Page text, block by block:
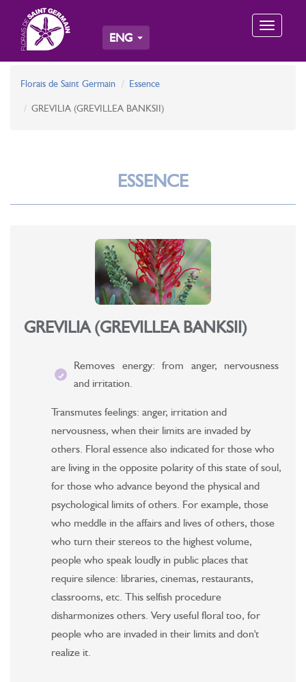
Toggle
ENG
Florais de Saint Germain Essence
GREVILIA (GREVILLEA BANKSII)
ESSENCE
GREVILIA (GREVILLEA BANKSII)
Removes energy: from anger, nervousness
and irritation.
Transmutes feelings: anger, irritation and
nervousness, when their limits are invaded by
others. Floral essence also indicated for those who
are living in the opposite polarity of this state of soul,
for those who advance beyond the physical and
psychological limits of others. For example, those
who meddle in the affairs and lives of others, those
who turn their stereos to the highest volume,
people who speak loudly in public places that
require silence: libraries, cinemas, restaurants,
classrooms, etc. This selfish procedure
disharmonizes others. Very useful floral too, for
people who are invaded in their limits and don't
realize it.